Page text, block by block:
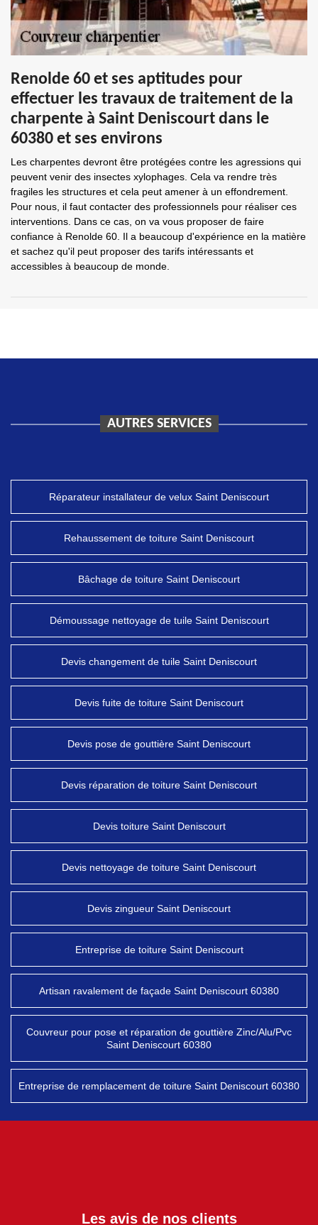
Renolde 60 et ses aptitudes pour
effectuer les travaux de traitement de la
charpente à Saint Deniscourt dans le
60380 et ses environs
Les charpentes devront être protégées contre les agressions qui
peuvent venir des insectes xylophages. Cela va rendre très
fragiles les structures et cela peut amener à un effondrement.
Pour nous, il faut contacter des professionnels pour réaliser ces
interventions. Dans ce cas, on va vous proposer de faire
confiance à Renolde 60. Il a beaucoup d'expérience en la matière
et sachez qu'il peut proposer des tarifs intéressants et
accessibles à beaucoup de monde.
AUTRES SERVICES
Réparateur installateur de velux Saint Deniscourt
Rehaussement de toiture Saint Deniscourt
Bâchage de toiture Saint Deniscourt
Démoussage nettoyage de tuile Saint Deniscourt
Devis changement de tuile Saint Deniscourt
Devis fuite de toiture Saint Deniscourt
Devis pose de gouttière Saint Deniscourt
Devis réparation de toiture Saint Deniscourt
Devis toiture Saint Deniscourt
Devis nettoyage de toiture Saint Deniscourt
Devis zingueur Saint Deniscourt
Entreprise de toiture Saint Deniscourt
Artisan ravalement de façade Saint Deniscourt 60380
Couvreur pour pose et réparation de gouttière Zinc/Alu/Pvc
Saint Deniscourt 60380
Entreprise de remplacement de toiture Saint Deniscourt 60380
Les avis de nos clients